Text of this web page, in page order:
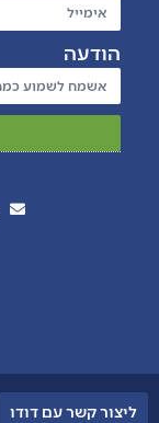
הודעה
ליצור קשר עם דודו